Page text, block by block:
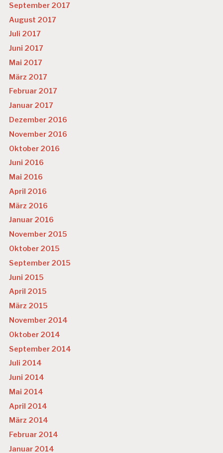
September 2017
August 2017
Juli 2017
Juni 2017
Mai 2017
März 2017
Februar 2017
Januar 2017
Dezember 2016
November 2016
Oktober 2016
Juni 2016
Mai 2016
April 2016
März 2016
Januar 2016
November 2015
Oktober 2015
September 2015
Juni 2015
April 2015
März 2015
November 2014
Oktober 2014
September 2014
Juli 2014
Juni 2014
Mai 2014
April 2014
März 2014
Februar 2014
Januar 2014